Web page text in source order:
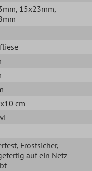
, 15x23mm,
cm
, Frostsicher,
auf ein Netz